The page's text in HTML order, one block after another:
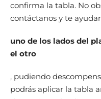
confirma la tabla. No
contáctanos y te
uno de los lados del
el otro
, pudiendo
podrás aplicar la tabla